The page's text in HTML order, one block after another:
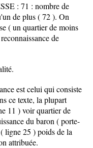
: 71 : nombre de
de plus ( 72 ). On
( un quartier de moins
de
est celui qui consiste
ce texte, la plupart
11 ) voir quartier de
du baron ( porte-
ligne 25 ) poids de la
attribuée.